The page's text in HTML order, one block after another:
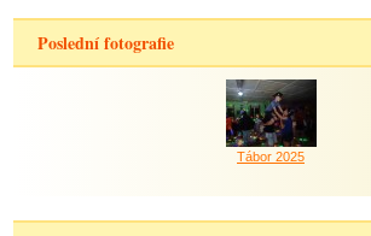
Poslední fotografie
Tábor 2025